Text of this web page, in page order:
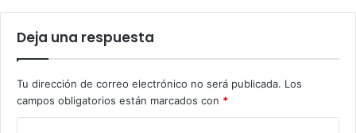
Deja una respuesta
Tu dirección de correo electrónico no será publicada. Los
campos obligatorios están marcados con *